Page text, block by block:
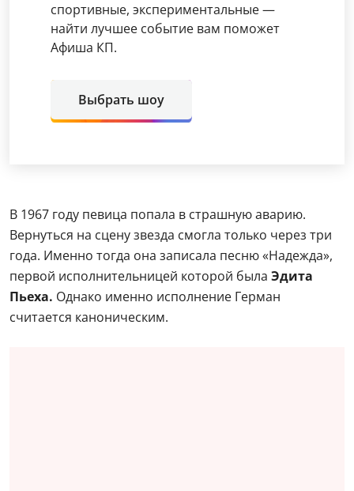
спортивные, экспериментальные —
найти лучшее событие вам поможет
Афиша КП.
Выбрать шоу
В 1967 году певица попала в страшную аварию.
Вернуться на сцену звезда смогла только через три
года. Именно тогда она записала песню «Надежда»,
первой исполнительницей которой была Эдита
Пьеха. Однако именно исполнение Герман
считается каноническим.